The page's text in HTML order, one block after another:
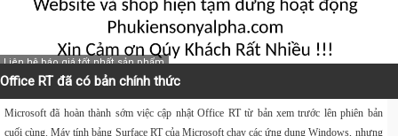
Liên hệ báo giá tốt nhất sản phẩm
Office RT đã có bản chính thức
Microsoft đã hoàn thành sớm việc cập nhật Office RT từ bản xem trước lên phiên bản
cuối cùng.Máy tính bảng Surface RT của Microsoft chạy các ứng dụng Windows, nhưng